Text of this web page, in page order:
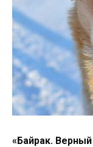
«Байрак. Верный